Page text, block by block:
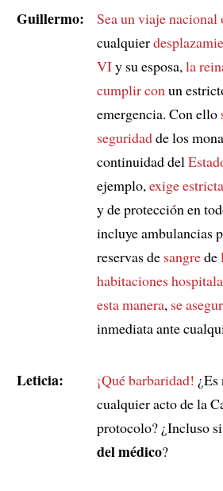
Guillermo: Sea un viaje
cualquier
VIy su esposa, la
cumplir con un
emergencia. Con ello
seguridadde los
continuidad del
ejemplo, exige
y de protección en
incluye ambulancias
reservas de sangrede
habitaciones
esta manera, se
inmediata ante
Leticia: ¡Qué barbaridad! ¿Es
cualquier acto de la
protocolo? ¿Incluso
del médico?